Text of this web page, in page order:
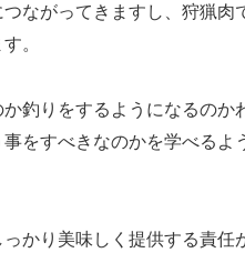
ながってきますし、狩猟肉
。
釣りをするようになるのか
をすべきなのかを学べるよ
かり美味しく提供する責任